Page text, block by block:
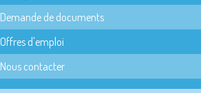
Demande de documents
Offres d'emploi
Nous contacter